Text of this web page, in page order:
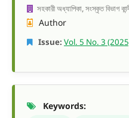
সহকারী অধ্যাপিকা, সংস্কৃত বিভাগ
Author
Issue: Vol. 5 No. 3
Keywords: